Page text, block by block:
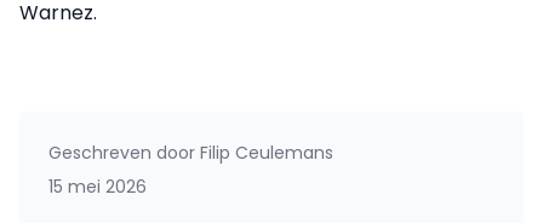
Warnez.
Geschreven door Filip Ceulemans
15 mei 2026